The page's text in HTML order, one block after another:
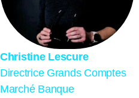
Christine Lescure
Directrice Grands Comptes
Marché Banque